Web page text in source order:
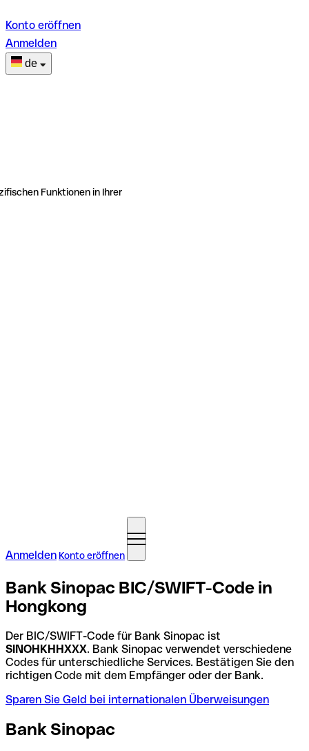
Konto eröffnen
Anmelden
de
Funktionen in Ihrer
Anmelden Konto eröffnen
Bank Sinopac BIC/SWIFT-Code in
Hongkong
Der BIC/SWIFT-Code für Bank Sinopac ist
SINOHKHHXXX. Bank Sinopac verwendet verschiedene
Codes für unterschiedliche Services. Bestätigen Sie den
richtigen Code mit dem Empfänger oder der Bank.
Sparen Sie Geld bei internationalen Überweisungen
Bank Sinopac